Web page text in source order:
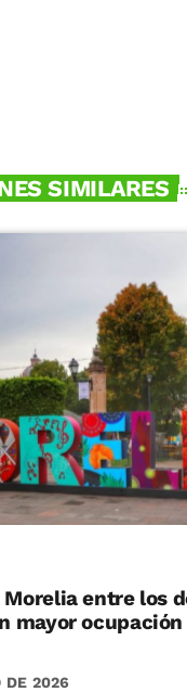
SIMILARES
Morelia entre los
mayor
DE 2026